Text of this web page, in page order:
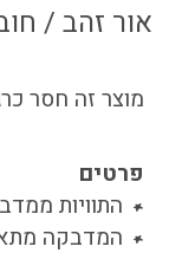
אור זהב /
מוצר זה חסר
פרטים
התוויות
המדבקה